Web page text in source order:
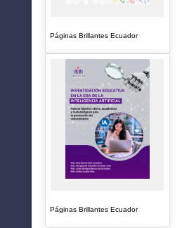
Páginas Brillantes Ecuador
Páginas Brillantes Ecuador